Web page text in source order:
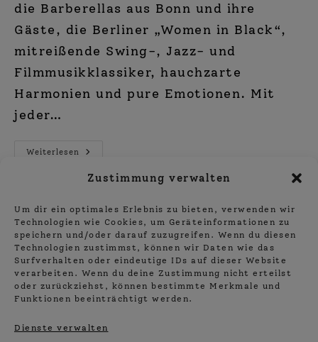
Zustimmung verwalten
Um dir ein optimales Erlebnis zu bieten, verwenden wir
Technologien wie Cookies, um Geräteinformationen zu
speichern und/oder darauf zuzugreifen. Wenn du diesen
Technologien zustimmst, können wir Daten wie das
Surfverhalten oder eindeutige IDs auf dieser Website
verarbeiten. Wenn du deine Zustimmung nicht erteilst
oder zurückziehst, können bestimmte Merkmale und
Funktionen beeinträchtigt werden.
Dienste verwalten
die Barberellas aus Bonn und ihre
Gäste, die Berliner „Women in Black“,
mitreißende Swing-, Jazz- und
Filmmusikklassiker, hauchzarte
Harmonien und pure Emotionen. Mit
jeder…
Weiterlesen
24.
Barbershop
Doppelkonzert:
DOIN‘
IT!“
1 2 Zur